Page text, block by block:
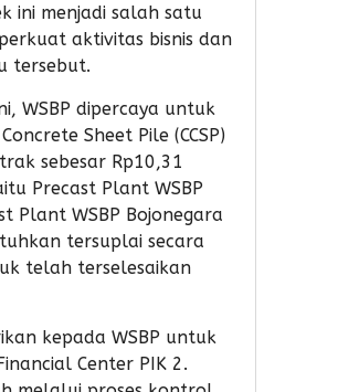
ini menjadi salah satu
aktivitas bisnis dan
tersebut.
WSBP dipercaya untuk
Sheet Pile (CCSP)
sebesar Rp10,31
Precast Plant WSBP
Plant WSBP Bojonegara
tersuplai secara
telah terselesaikan
kepada WSBP untuk
Center PIK 2.